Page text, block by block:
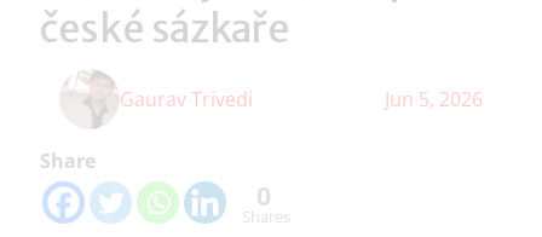
české sázkaře
Gaurav Trivedi Jun 5, 2026
Share
0
Shares